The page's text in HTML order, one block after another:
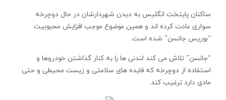
ساکنان پایتخت انگلیس به دیدن شهردارشان در حال دوچرخه
سواری عادت کرده اند و همین موضوع موجب افزایش محبوبیت
“‌بوریس جانسن” شده است.
“جانسن” تلاش می کند لندنی ها را به کنار گذاشتن خودروها و
استفاده از دوچرخه که فایده های سلامتی و زیست محیطی و حتی
مادی دارد ترغیب کند.